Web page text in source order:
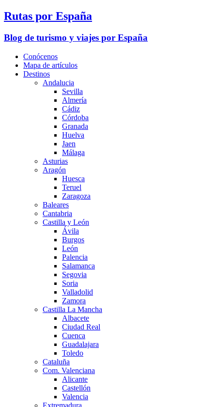
Rutas por España
Blog de turismo y viajes por España
Conócenos
Mapa de artículos
Destinos
Andalucia
Sevilla
Almería
Cádiz
Córdoba
Granada
Huelva
Jaen
Málaga
Asturias
Aragón
Huesca
Teruel
Zaragoza
Baleares
Cantabria
Castilla y León
Ávila
Burgos
León
Palencia
Salamanca
Segovia
Soria
Valladolid
Zamora
Castilla La Mancha
Albacete
Ciudad Real
Cuenca
Guadalajara
Toledo
Cataluña
Com. Valenciana
Alicante
Castellón
Valencia
Extremadura